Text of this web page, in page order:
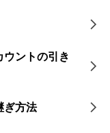
ントの引き
方法